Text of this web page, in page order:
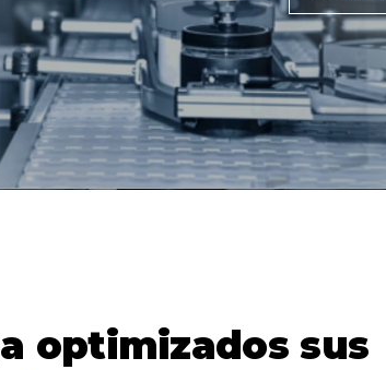
optimizados sus